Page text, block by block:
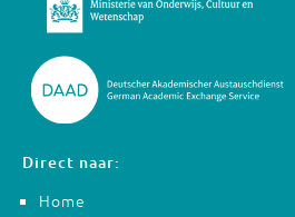
Direct naar:
Home